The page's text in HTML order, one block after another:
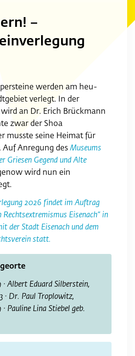
–
werden am heu­
verlegt. In der
wird an Dr. Erich Brückmann
zwar der Shoa
musste seine Heimat für
Auf Anregung des Museums
Griesen Gegend und Alte
wird nun ein
2026 findet im Auftrag
Rechtsextremismus Eisenach“ in
der Stadt Eisenach und dem
statt.
· Albert Eduard Silberstein,
· Dr. Paul Troplowitz,
Pauline Lina Stiebel geb.